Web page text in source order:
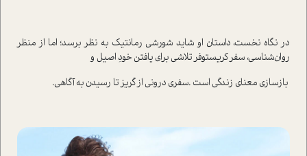
در نگاه نخست، داستان او شاید شورشی رمانتیک به نظر برسد؛ اما از منظر
روان‌شناسی، سفر کریستوفر تلاشی برای یافتن خودِ اصیل و
بازسازی معنای زندگی است .سفری درونی از گریز تا رسیدن به آگاهی.